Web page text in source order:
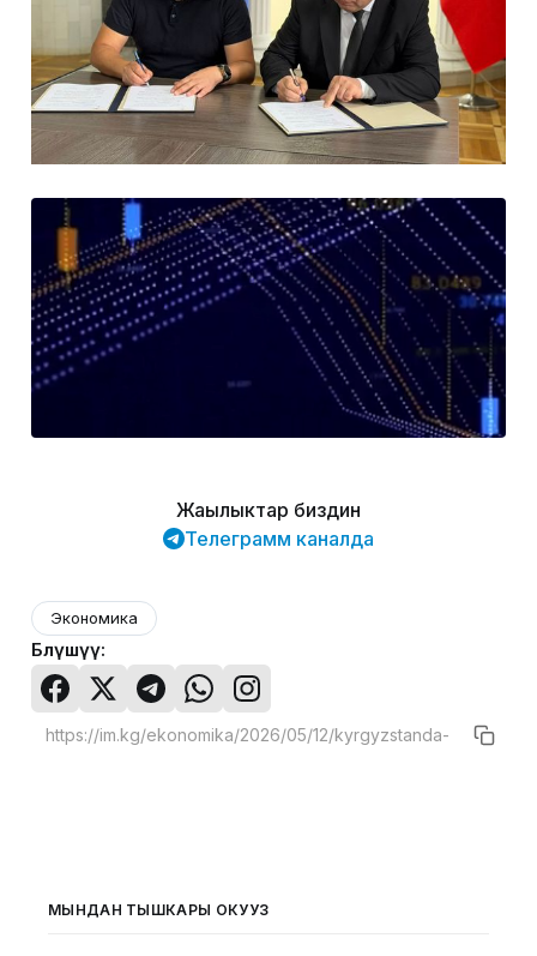
Жаңылыктар биздин
Телеграмм каналда
Экономика
Бөлүшүү:
МЫНДАН ТЫШКАРЫ ОКУҢУЗ